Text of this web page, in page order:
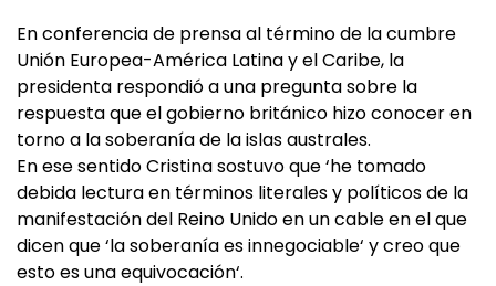
En conferencia de prensa al término de la cumbre
Unión Europea-América Latina y el Caribe, la
presidenta respondió a una pregunta sobre la
respuesta que el gobierno británico hizo conocer en
torno a la soberanía de la islas australes.
En ese sentido Cristina sostuvo que ‘he tomado
debida lectura en términos literales y políticos de la
manifestación del Reino Unido en un cable en el que
dicen que ‘la soberanía es innegociable‘ y creo que
esto es una equivocación‘.